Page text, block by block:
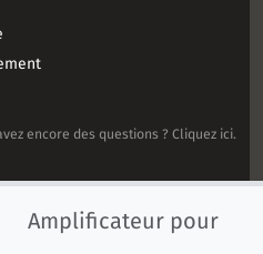
encore des questions ? Cliquez ici.
Amplificateur pour